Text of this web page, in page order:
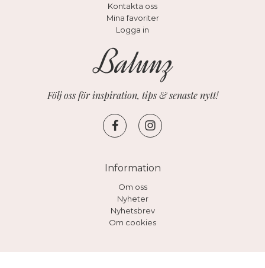
Kontakta oss
Mina favoriter
Logga in
Följ oss för inspiration, tips & senaste nytt!
Information
Om oss
Nyheter
Nyhetsbrev
Om cookies